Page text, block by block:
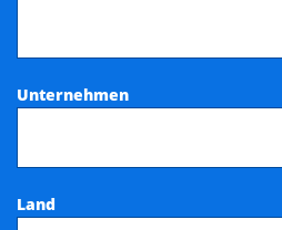
Unternehmen
Land